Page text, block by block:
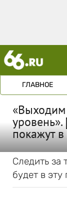
ГЛАВНОЕ
покажут
Следить за
будет в эту